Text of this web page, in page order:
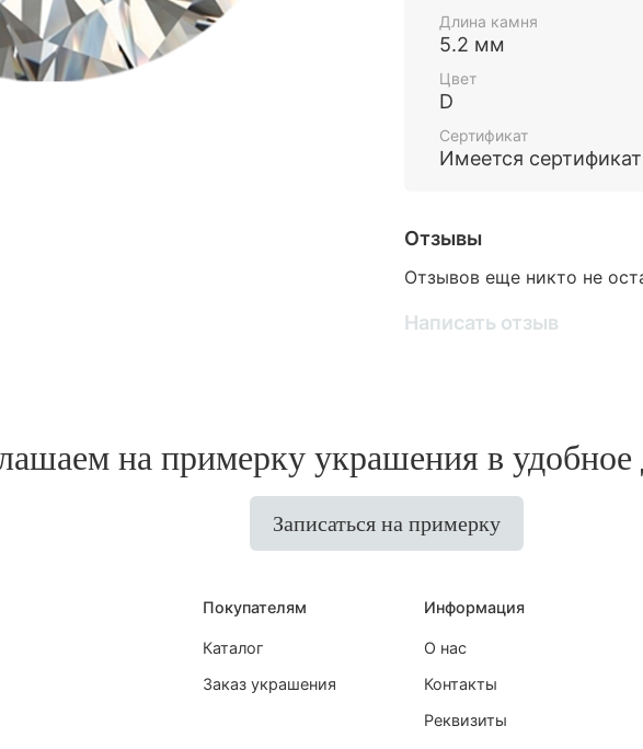
Длина камня
5.2 мм
Цвет
D
Сертификат
Имеется сертификат
Отзывы
Отзывов еще никто не
Написать отзыв
на примерку украшения в удобное
Записаться на примерку
Покупателям
Каталог
Заказ украшения
Информация
О нас
Контакты
Реквизиты